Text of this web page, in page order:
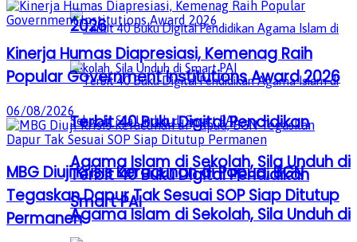
Terbit 40 Buku Digital Pendidikan
Agama Islam di Sekolah, Sila Unduh di
Smart PAI
2026
Terbit 40 Buku Digital Pendidikan
Agama Islam di Sekolah, Sila Unduh di
Kinerja Humas Diapresiasi, Kemenag Raih
Popular Government Institutions Award 2026
06/08/2026
MBG Diuji Krisis Keracunan di Papua, BGN
Tegaskan Dapur Tak Sesuai SOP Siap Ditutup
Permanen